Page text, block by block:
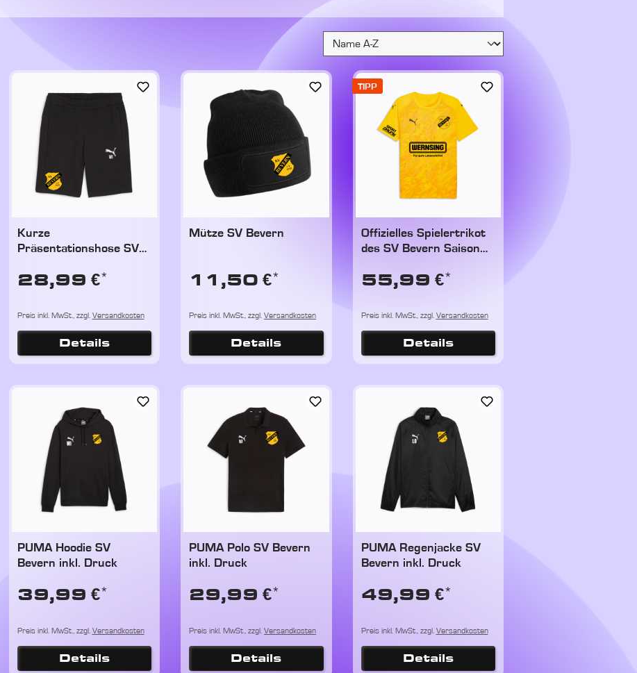
Kurze
Präsentationshose SV
28,99 €*
Preis inkl. MwSt., zzgl. Versandkosten
Details
Mütze SV Bevern
11,50 €*
Preis inkl. MwSt., zzgl. Versandkosten
Details
TIPP
Offizielles Spielertrikot
des SV Bevern Saison
55,99 €*
Preis inkl. MwSt., zzgl. Versandkosten
Details
PUMA Hoodie SV
Bevern inkl. Druck
39,99 €*
Preis inkl. MwSt., zzgl. Versandkosten
Details
PUMA Polo SV Bevern
inkl. Druck
29,99 €*
Preis inkl. MwSt., zzgl. Versandkosten
Details
PUMA Regenjacke SV
Bevern inkl. Druck
49,99 €*
Preis inkl. MwSt., zzgl. Versandkosten
Details